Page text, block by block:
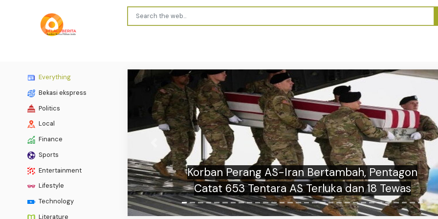
Everything
Bekasi ekspress
Politics
Local
Finance
Sports
Entertainment
Lifestyle
Technology
Literature
Prabowo Akan Anugerahkan Tanda Jasa dan
Kehormatan ke Sejumlah Tokoh Saat HUT ke-81
RI
Previous